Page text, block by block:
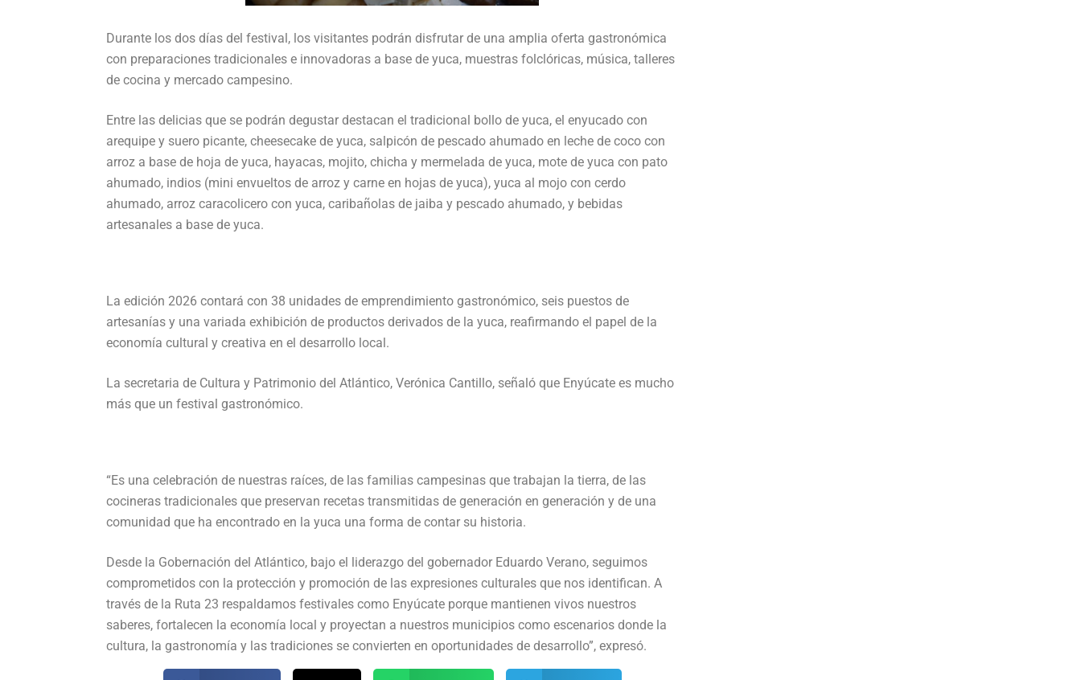
Durante los dos días del festival, los visitantes podrán disfrutar de una amplia oferta gastronómica
con preparaciones tradicionales e innovadoras a base de yuca, muestras folclóricas, música, talleres
de cocina y mercado campesino.
Entre las delicias que se podrán degustar destacan el tradicional bollo de yuca, el enyucado con
arequipe y suero picante, cheesecake de yuca, salpicón de pescado ahumado en leche de coco con
arroz a base de hoja de yuca, hayacas, mojito, chicha y mermelada de yuca, mote de yuca con pato
ahumado, indios (mini envueltos de arroz y carne en hojas de yuca), yuca al mojo con cerdo
ahumado, arroz caracolicero con yuca, caribañolas de jaiba y pescado ahumado, y bebidas
artesanales a base de yuca.
La edición 2026 contará con 38 unidades de emprendimiento gastronómico, seis puestos de
artesanías y una variada exhibición de productos derivados de la yuca, reafirmando el papel de la
economía cultural y creativa en el desarrollo local.
La secretaria de Cultura y Patrimonio del Atlántico, Verónica Cantillo, señaló que Enyúcate es mucho
más que un festival gastronómico.
“Es una celebración de nuestras raíces, de las familias campesinas que trabajan la tierra, de las
cocineras tradicionales que preservan recetas transmitidas de generación en generación y de una
comunidad que ha encontrado en la yuca una forma de contar su historia.
Desde la Gobernación del Atlántico, bajo el liderazgo del gobernador Eduardo Verano, seguimos
comprometidos con la protección y promoción de las expresiones culturales que nos identifican. A
través de la Ruta 23 respaldamos festivales como Enyúcate porque mantienen vivos nuestros
saberes, fortalecen la economía local y proyectan a nuestros municipios como escenarios donde la
cultura, la gastronomía y las tradiciones se convierten en oportunidades de desarrollo”, expresó.